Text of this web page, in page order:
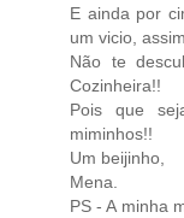
E ainda por
um vicio,
Não te
Cozinheira!!
Pois que
miminhos!!
Um beijinho,
Mena.
PS - A minha